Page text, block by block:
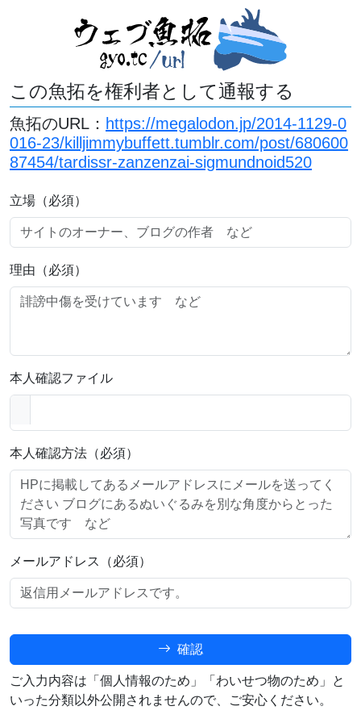
この魚拓を権利者として通報する
魚拓のURL： https://megalodon.jp/2014-1129-0
016-23/killjimmybuffett.tumblr.com/post/680600
87454/tardissr-zanzenzai-sigmundnoid520
立場（必須）
理由（必須）
本人確認ファイル
本人確認方法（必須）
メールアドレス（必須）
確認
ご入力内容は「個人情報のため」「わいせつ物のため」と
いった分類以外公開されませんので、ご安心ください。